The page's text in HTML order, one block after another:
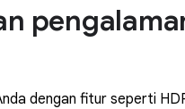
dengan fitur seperti